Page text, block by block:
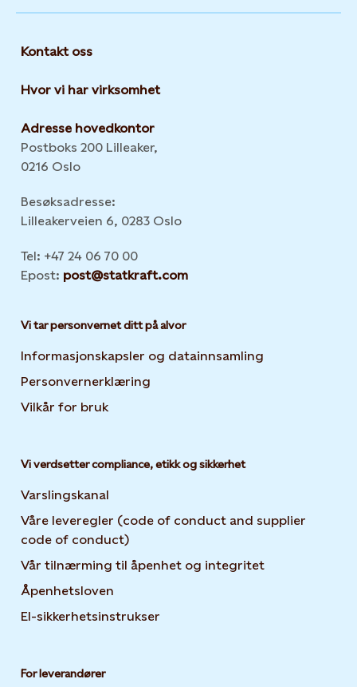
Kontakt oss
Hvor vi har virksomhet
Adresse hovedkontor
Postboks 200 Lilleaker,
0216 Oslo
Besøksadresse:
Lilleakerveien 6, 0283 Oslo
Tel: +47 24 06 70 00
Epost: post@statkraft.com
Vi tar personvernet ditt på alvor
Informasjonskapsler og datainnsamling
Personvernerklæring
Vilkår for bruk
Vi verdsetter compliance, etikk og sikkerhet
Varslingskanal
Våre leveregler (code of conduct and supplier
code of conduct)
Vår tilnærming til åpenhet og integritet
Åpenhetsloven
El-sikkerhetsinstrukser
For leverandører